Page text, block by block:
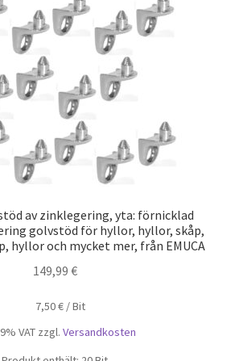
av zinklegering, yta: förnicklad
golvstöd för hyllor, hyllor, skåp,
hyllor och mycket mer, från EMUCA
149,99 €
7,50€ /Bit
VAT zzgl. Versandkosten